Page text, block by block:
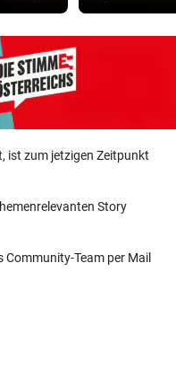
ist zum jetzigen Zeitpunkt
Story
Community-Team per Mail